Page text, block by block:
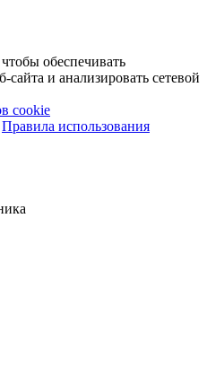
обеспечивать
и анализировать сетевой
cookie
Правила использования